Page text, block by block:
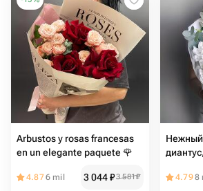
Arbustos y rosas francesas
en un elegante paquete 🌹
4.876 mil 3 044₽3 581₽
Нежный
4.798